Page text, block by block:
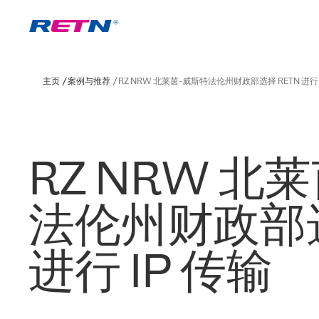
主页 案例与推荐 RZ NRW 北莱茵-威斯特法伦州财政部选择 RETN 进行
RZ NRW 北
法伦州财政部
进行 IP 传输